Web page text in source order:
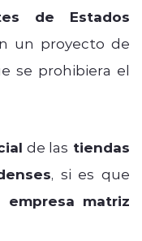
de Estados
un proyecto de
se prohibiera el
de las tiendas
, si es que
empresa matriz